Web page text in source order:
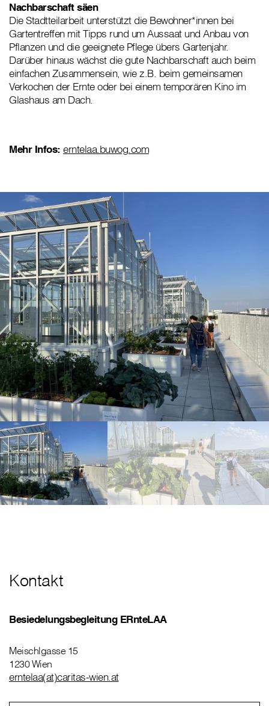
Nachbarschaft säen
Die Stadtteilarbeit unterstützt die Bewohner*innen bei
Gartentreffen mit Tipps rund um Aussaat und Anbau von
Pflanzen und die geeignete Pflege übers Gartenjahr.
Darüber hinaus wächst die gute Nachbarschaft auch beim
einfachen Zusammensein, wie z.B. beim gemeinsamen
Verkochen der Ernte oder bei einem temporären Kino im
Glashaus am Dach.
Mehr Infos: erntelaa.buwog.com
Kontakt
Besiedelungsbegleitung ERnteLAA
Meischlgasse 15
1230 Wien
erntelaa(at)caritas-wien.at